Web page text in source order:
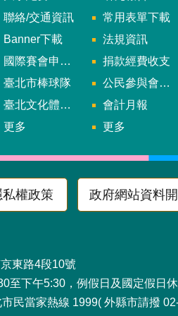
聯絡/交通資訊
Banner下載
國際賽會申辦暨籌辦小組
臺北市棒球隊
臺北文化體育園區
更多
常用表單下載
法規資訊
捐款經費收支
公民參與會議資訊
會計月報
更多
私權政策 政府網站資料
北市松山區南京
至下午5:30，例假日及國定假日
民當家熱線 1999( 外縣市請撥